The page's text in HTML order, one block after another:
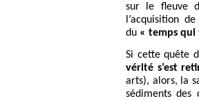
sur le fleuve
l’acquisition
du « temps qui
Si cette quête
vérité s’est
arts), alors, la
sédiments des